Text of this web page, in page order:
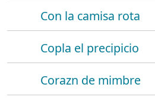
Con la camisa rota
Copla el precipicio
Corazn de mimbre